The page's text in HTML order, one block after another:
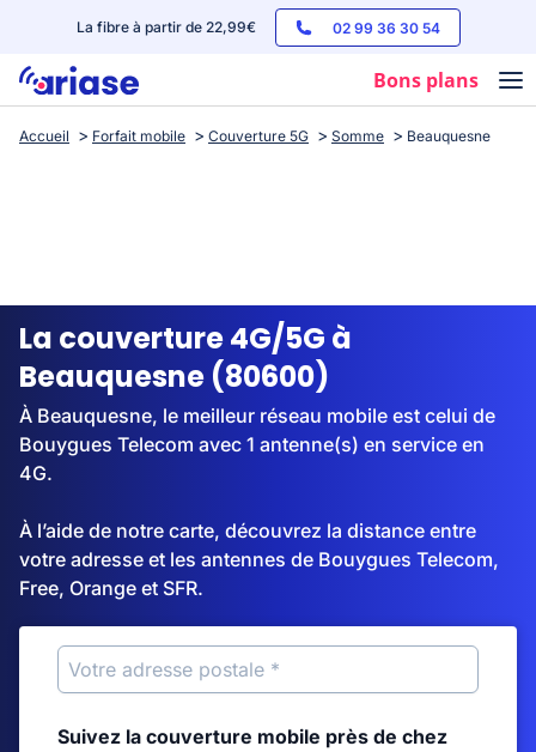
La fibre à partir de 22,99€ 02 99 36 30 54
Bons plans
Box internet
Streaming
Accueil Forfait mobile Couverture 5G Somme Beauquesne
La couverture 4G/5G à
Beauquesne (80600)
À Beauquesne, le meilleur réseau mobile est celui de
Bouygues Telecom avec 1 antenne(s) en service en
4G.
À l’aide de notre carte, découvrez la distance entre
votre adresse et les antennes de Bouygues Telecom,
Free, Orange et SFR.
Suivez la couverture mobile près de chez